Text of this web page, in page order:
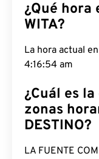
¿Qué hora
WITA?
La hora actual
4:16:55 am
¿Cuál es
zonas
DESTINO?
LA FUENTE